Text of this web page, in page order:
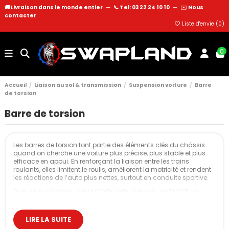
🚚 Livraison dans le monde entier — 📞 Tel: 03 22 24 10 10 — ✉️ Nous
contacter
Liste d'envie (0)
0
Accueil Liaison au sol & transmission Suspension voiture
Barre
de torsion
Barre de torsion
Les barres de torsion font partie des éléments clés du châssis
quand on cherche une voiture plus précise, plus stable et plus
efficace en appui. En renforçant la liaison entre les trains
roulants, elles limitent le roulis, améliorent la motricité et rendent
les réactions de l’auto plus nettes, surtout en conduite sportive.
de vos amortisseurs, sans transformer la voiture en “planche de
bois” si le choix est fait intelligemment.
LIRE LA SUITE